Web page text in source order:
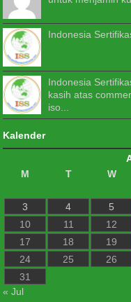
Indonesia
Indonesia
kasih atas
iso...
Kalender
M
T W
3
4 5
10
11 12
17
18 19
24
25 26
31
« Jul